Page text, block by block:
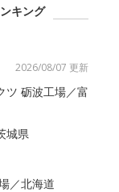
キング
2026/08/07 更新
ツ 砺波工場／富
城県
／北海道